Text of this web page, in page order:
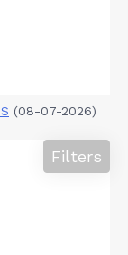
(08-07-2026)
Filters